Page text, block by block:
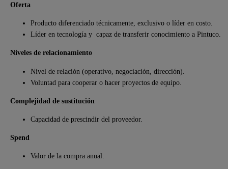
Oferta
Producto diferenciado técnicamente, exclusivo o líder en costo.
Líder en tecnología y capaz de transferir conocimiento a Pintuco.
Niveles de relacionamiento
Nivel de relación (operativo, negociación, dirección).
Voluntad para cooperar o hacer proyectos de equipo.
Complejidad de sustitución
Capacidad de prescindir del proveedor.
Spend
Valor de la compra anual.